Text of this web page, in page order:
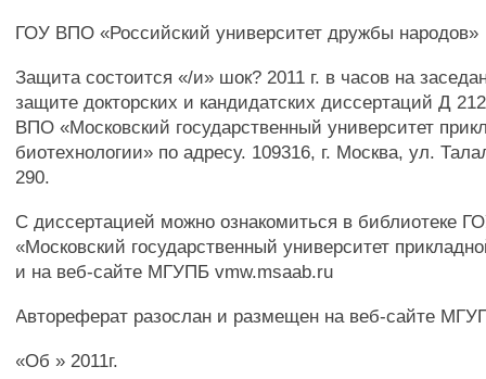
ГОУ ВПО «Российский университет дружбы народов»
Защита состоится «/и» шок? 2011 г. в часов на
защите докторских и кандидатских диссертаций Д
ВПО «Московский государственный университет
биотехнологии» по адресу. 109316, г. Москва, ул.
290.
С диссертацией можно ознакомиться в библиотеке
«Московский государственный университет
и на веб-сайте МГУПБ vmw.msaab.ru
Автореферат разослан и размещен на веб-сайте
«Об » 2011г.